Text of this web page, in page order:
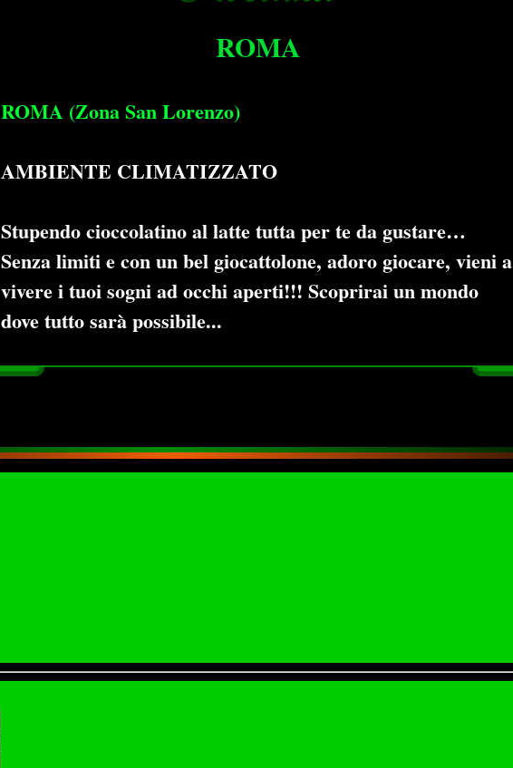
ROMA
ROMA (Zona San Lorenzo)
AMBIENTE CLIMATIZZATO
Stupendo cioccolatino al latte tutta per te da gustare…
Senza limiti e con un bel giocattolone, adoro giocare, vieni a
vivere i tuoi sogni ad occhi aperti!!! Scoprirai un mondo
dove tutto sarà possibile...